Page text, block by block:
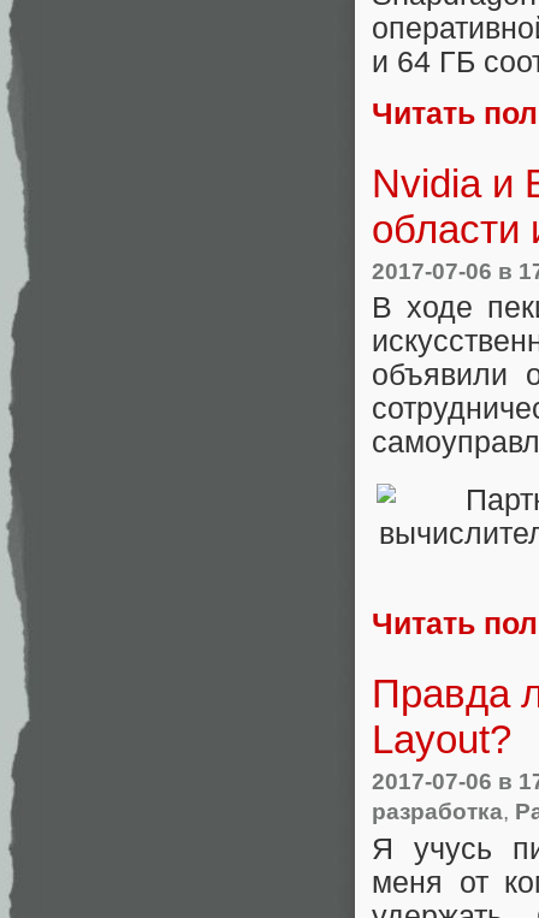
и 64 ГБ
Читать
Nvidia и
области
2017-07-06 в
В ходе
объявили
Читать
Правда
Layout?
2017-07-06 в
разработка,
Я учусь
меня от